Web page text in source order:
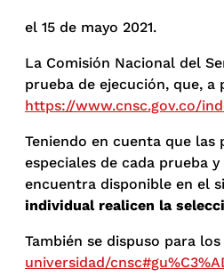
el 15 de mayo 2021.
La Comisión Nacional del
prueba de ejecución, que,
https://www.cnsc.gov.co/
Teniendo en cuenta que
especiales de cada prueba
encuentra disponible en el
individual realicen la
También se dispuso para
universidad/